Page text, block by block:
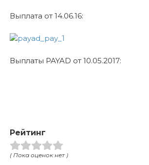
Выплата от 14.06.16:
Выплаты PAYAD от 10.05.2017:
Рейтинг
( Пока оценок нет )